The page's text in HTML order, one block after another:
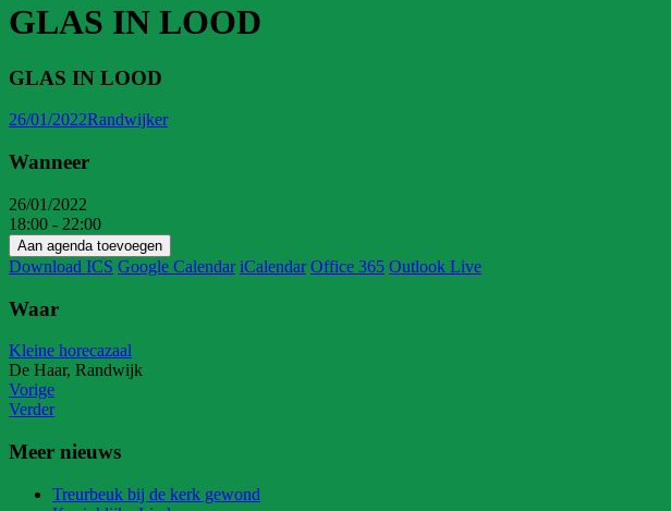
GLAS IN LOOD
GLAS IN LOOD
26/01/2022Randwijker
Wanneer
26/01/2022
18:00 - 22:00
Aan agenda toevoegen
Download ICS Google Calendar iCalendar Office 365 Outlook Live
Waar
Kleine horecazaal
De Haar, Randwijk
Vorige
Verder
Meer nieuws
Treurbeuk bij de kerk gewond